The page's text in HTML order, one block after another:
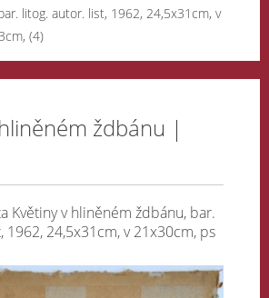
litog. autor. list, 1962, 24,5x31cm, v
(4)
ždbánu |
Květiny v hliněném ždbánu, bar.
1962, 24,5x31cm, v 21x30cm, ps